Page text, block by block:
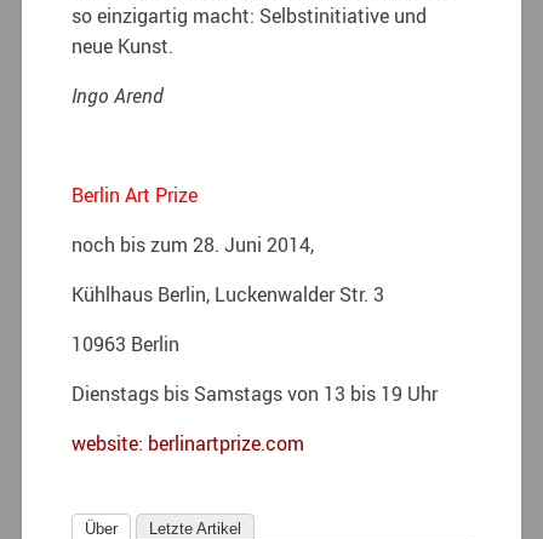
so einzigartig macht: Selbstinitiative und
neue Kunst.
Ingo Arend
Berlin Art Prize
noch bis zum 28. Juni 2014,
Kühlhaus Berlin, Luckenwalder Str. 3
10963 Berlin
Dienstags bis Samstags von 13 bis 19 Uhr
website: berlinartprize.com
Über Letzte Artikel